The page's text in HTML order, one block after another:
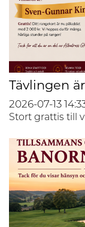
Tävlingen
2026-07-13
Stort grattis till